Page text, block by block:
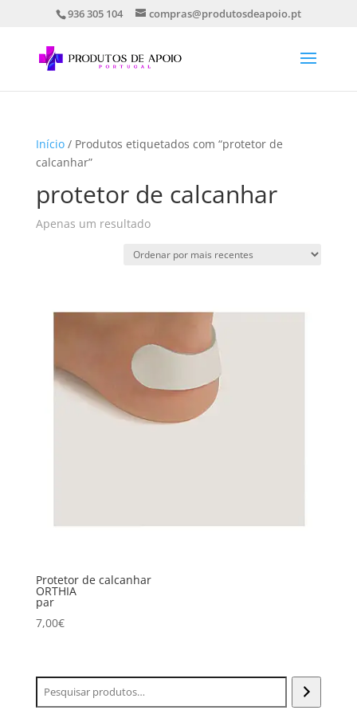
936 305 104 compras@produtosdeapoio.pt
Início/ Produtos etiquetados com “protetor de
calcanhar”
protetor de calcanhar
Apenas um resultado
Protetor de calcanhar
ORTHIA
par
7,00€